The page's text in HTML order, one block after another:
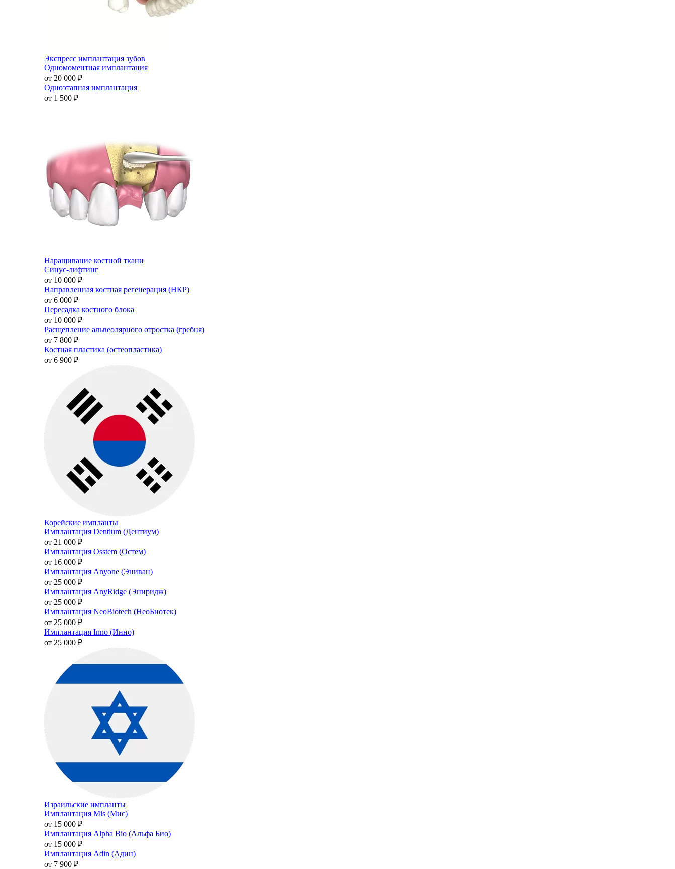
Экспресс имплантация зубов
Одномоментная имплантация
от 20 000 ₽
Одноэтапная имплантация
от 1 500 ₽
Наращивание костной ткани
Синус-лифтинг
от 10 000 ₽
Направленная костная регенерация (НКР)
от 6 000 ₽
Пересадка костного блока
от 10 000 ₽
Расщепление альвеолярного отростка (гребня)
от 7 800 ₽
Костная пластика (остеопластика)
от 6 900 ₽
Корейские импланты
Имплантация Dentium (Дентиум)
от 21 000 ₽
Имплантация Osstem (Остем)
от 16 000 ₽
Имплантация Anyone (Эниван)
от 25 000 ₽
Имплантация AnyRidge (Эниридж)
от 25 000 ₽
Имплантация NeoBiotech (НеоБиотек)
от 25 000 ₽
Имплантация Inno (Инно)
от 25 000 ₽
Израильские импланты
Имплантация Mis (Мис)
от 15 000 ₽
Имплантация Alpha Bio (Альфа Био)
от 15 000 ₽
Имплантация Adin (Адин)
от 7 900 ₽